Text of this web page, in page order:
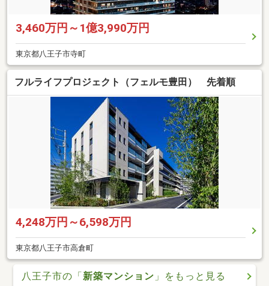
3,460万円～1億3,990万円
東京都八王子市寺町
フルライフプロジェクト（フェルモ豊田） 先着順
4,248万円～6,598万円
東京都八王子市高倉町
八王子市の「新築マンション 」をもっと見る